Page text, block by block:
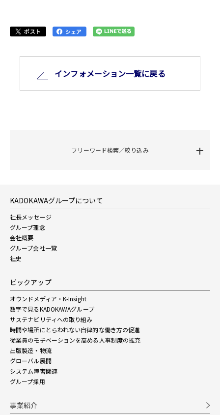
インフォメーション⼀覧に戻る
フリーワード検索／絞り込み
KADOKAWAグループについて
社長メッセージ
グループ理念
会社概要
グループ会社一覧
社史
ピックアップ
オウンドメディア・K-Insight
数字で見るKADOKAWAグループ
サステナビリティへの取り組み
時間や場所にとらわれない自律的な働き方の促進
従業員のモチベーションを高める人事制度の拡充
出版製造・物流
グローバル展開
システム障害関連
グループ採用
事業紹介